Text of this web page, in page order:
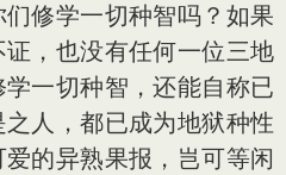
修学一切种智吗？如果
，也没有任何一位三地
一切种智，还能自称已
人，都已成为地狱种性
的异熟果报，岂可等闲